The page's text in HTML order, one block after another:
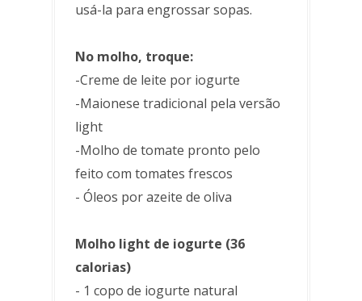
usá-la para engrossar sopas.
No molho, troque:
-Creme de leite por iogurte
-Maionese tradicional pela versão
light
-Molho de tomate pronto pelo
feito com tomates frescos
- Óleos por azeite de oliva
Molho light de iogurte (36
calorias)
- 1 copo de iogurte natural